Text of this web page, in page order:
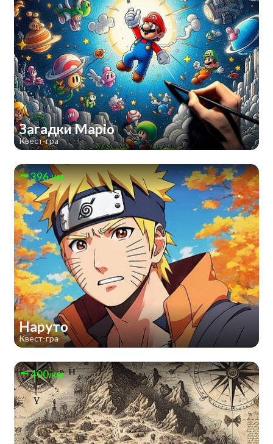
Загадки Маріо
Квест-гра
396 км
Наруто
Квест-гра
400 км